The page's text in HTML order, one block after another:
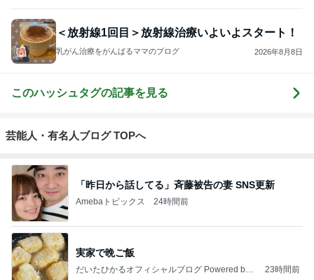
＜放射線1回目＞放射線治療いよいよスタート！
乳がん治療をがんばるママのブログ 2026年8月8日
このハッシュタグの記事を見る
芸能人・有名人ブログ TOPへ
「昨日から話してる」斉藤被告の妻 SNS更新
Amebaトピックス 24時間前
実家で晩ご飯
だいたひかるオフィシャルブログ Powered by
23時間前